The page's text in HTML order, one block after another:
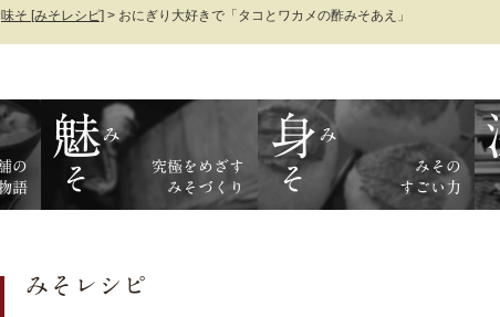
味そ [みそレシピ] > おにぎり大好きで「タコとワカメの酢みそあえ」